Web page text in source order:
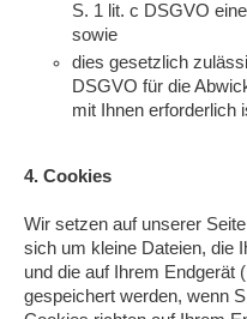
S. 1 lit. c DSGVO
sowie
dies gesetzlich
DSGVO für die
mit Ihnen erforderlich
4. Cookies
Wir setzen auf unserer
sich um kleine Dateien, die
und die auf Ihrem Endgerät
gespeichert werden, wenn